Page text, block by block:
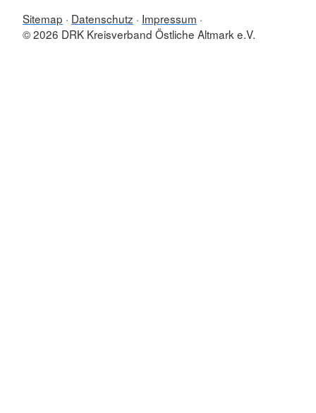
Sitemap Datenschutz
Impressum
© 2026 DRK Kreisverband Östliche Altmark e.V.